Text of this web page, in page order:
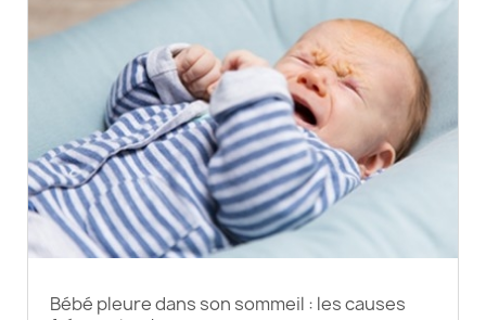
Bébé pleure dans son sommeil : les causes